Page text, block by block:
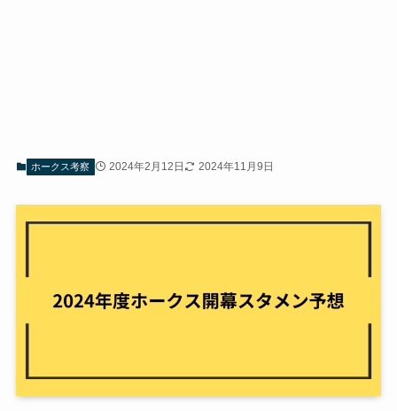
ホークス考察 2024年2月12日 2024年11月9日